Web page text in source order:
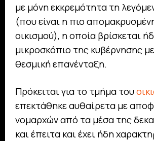
με μόνη εκκρεμότητα τη
(που είναι η πιο
οικισμού), η οποία βρίσκεται
μικροσκόπιο της κυβέρνησης
θεσμική επανένταξη.
Πρόκειται για το τμήμα του
επεκτάθηκε αυθαίρετα με
νομαρχών από τα μέσα της
και έπειτα και έχει ήδη